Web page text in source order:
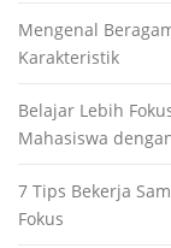
Mengenal
Karakteristik
Belajar Lebih
Mahasiswa
7 Tips Bekerja
Fokus